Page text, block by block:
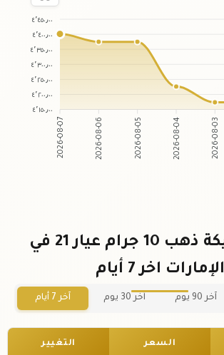
٤٬٤٥٠٫٠٠
٤٬٤٠٠٫٠٠
٤٬٣٥٠٫٠٠
٤٬٣٠٠٫٠٠
٤٬٢٥٠٫٠٠
٤٬٢٠٠٫٠٠
٤٬١٥٠٫٠٠
2026-08-07 2026-08-06 2026-08-05 2026-08-04 2026-08-03
سعر سبيكة ذهب 10 جرام عيار 21 في
الإمارات اخر 7 أيام
آخر 90 يوم آخر 30 يوم آخر 7 أيام
السعر التغيير